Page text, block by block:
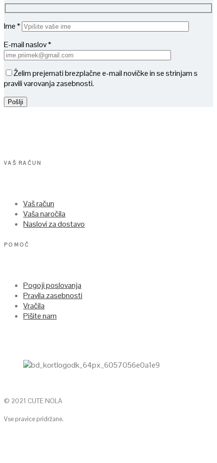
Ime *
E-mail naslov *
Želim prejemati brezplačne e-mail novičke in se strinjam s
pravili varovanja zasebnosti.
VAŠ RAČUN
Vaš račun
Vaša naročila
Naslovi za dostavo
POMOČ
Pogoji poslovanja
Pravila zasebnosti
Vračila
Pišite nam
© 2021 CUTE NOLA
Vse pravice pridržane.